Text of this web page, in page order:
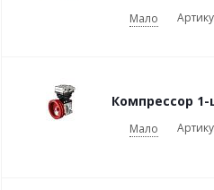
Мало
Компрессор
Мало